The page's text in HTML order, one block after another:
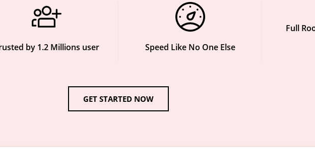
by 1.2 Millions user Speed Like No One Else
Full
GET STARTED NOW